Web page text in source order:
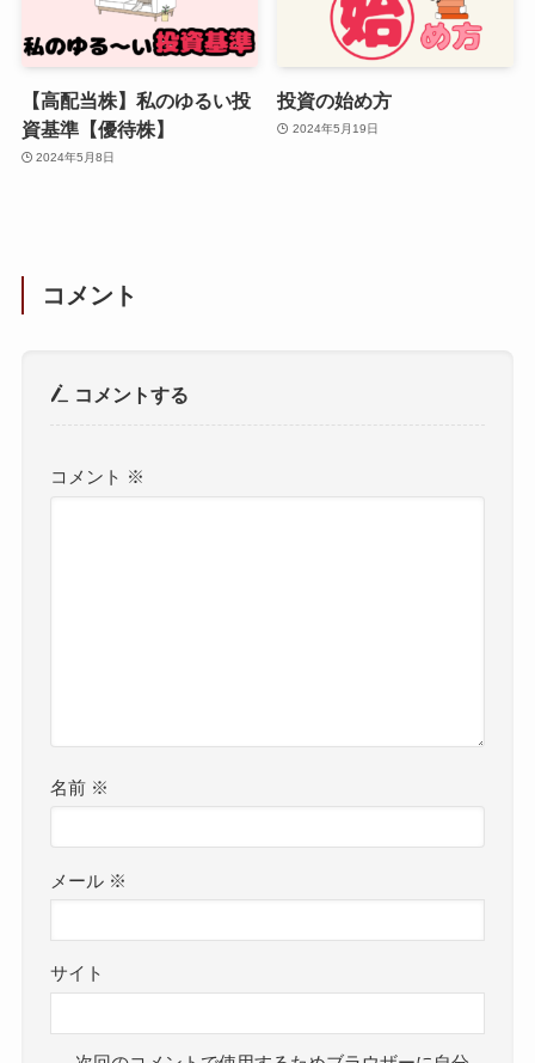
【高配当株】私のゆるい投
資基準【優待株】
2024年5月8日
投資の始め方
2024年5月19日
コメント
コメントする
コメント ※
名前 ※
メール ※
サイト